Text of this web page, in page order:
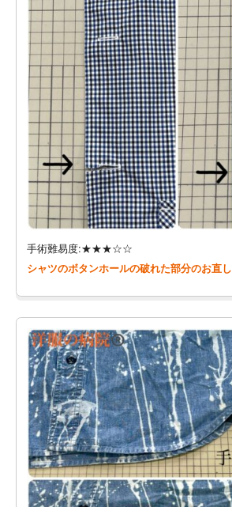
手術難易度:★★★☆☆
シャツのボタンホールの破れた部分のお直し